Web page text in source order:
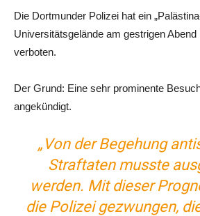
Die Dortmunder Polizei hat ein
Universitätsgelände am gestrigen Abend
verboten.
Der Grund: Eine sehr prominente
angekündigt.
„Von der Begehung
Straftaten musste
werden. Mit dieser
die Polizei gezwungen,